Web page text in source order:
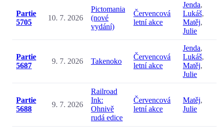
Partie
5705
10. 7. 2026
Pictomania
(nové
vydání)
Červencová
letní akce
Jenda,
Lukáš,
Matěj,
Julie
Partie
5687
9. 7. 2026 Takenoko
Červencová
letní akce
Jenda,
Lukáš,
Matěj,
Julie
Partie
5688
9. 7. 2026
Railroad
Ink:
Ohnivě
rudá edice
Červencová
letní akce
Matěj,
Julie